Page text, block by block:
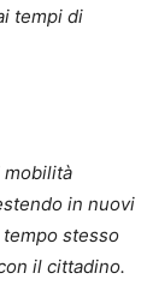
tempi di
mobilità
in nuovi
tempo stesso
il cittadino.